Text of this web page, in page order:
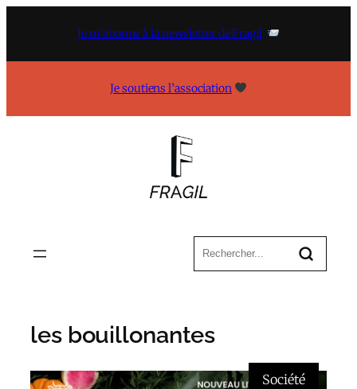
Je m’abonne à la newsletter de Fragil
Je soutiens l’association
les bouillonantes
Société